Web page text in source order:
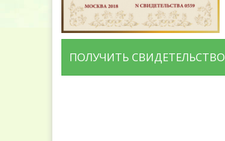
ПОЛУЧИТЬ СВИДЕТЕЛЬСТВО